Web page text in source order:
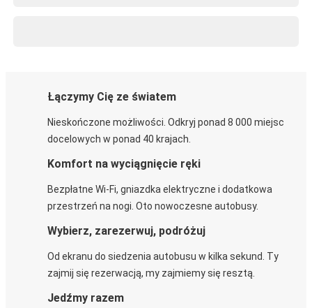
Łączymy Cię ze światem
Nieskończone możliwości. Odkryj ponad 8 000 miejsc
docelowych w ponad 40 krajach.
Komfort na wyciągnięcie ręki
Bezpłatne Wi-Fi, gniazdka elektryczne i dodatkowa
przestrzeń na nogi. Oto nowoczesne autobusy.
Wybierz, zarezerwuj, podróżuj
Od ekranu do siedzenia autobusu w kilka sekund. Ty
zajmij się rezerwacją, my zajmiemy się resztą.
Jedźmy razem